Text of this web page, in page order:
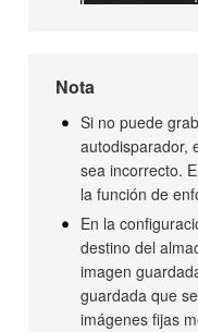
Nota
Si no puede
autodisparador,
sea incorrecto.
la función de
En la
destino del
imagen
guardada que
imágenes fijas